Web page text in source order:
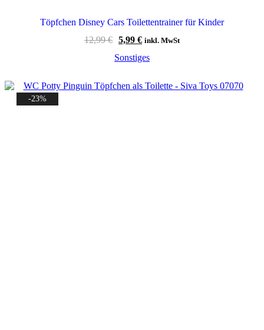
Töpfchen Disney Cars Toilettentrainer für Kinder
12,99€ Ursprünglicher
war:
5,99 €Aktueller
ist:
inkl. MwSt
Sonstiges
-23%